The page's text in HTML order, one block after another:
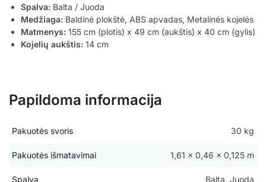
Spalva: Balta / Juoda
Medžiaga: Baldinė plokštė, ABS apvadas, Metalinės kojelės
Matmenys: 155 cm (plotis) x 49 cm (aukštis) x 40 cm (gylis)
Kojelių aukštis: 14 cm
Papildoma informacija
Pakuotės svoris 30 kg
Pakuotės išmatavimai 1,61 × 0,46 × 0,125 m
Spalva Balta, Juoda